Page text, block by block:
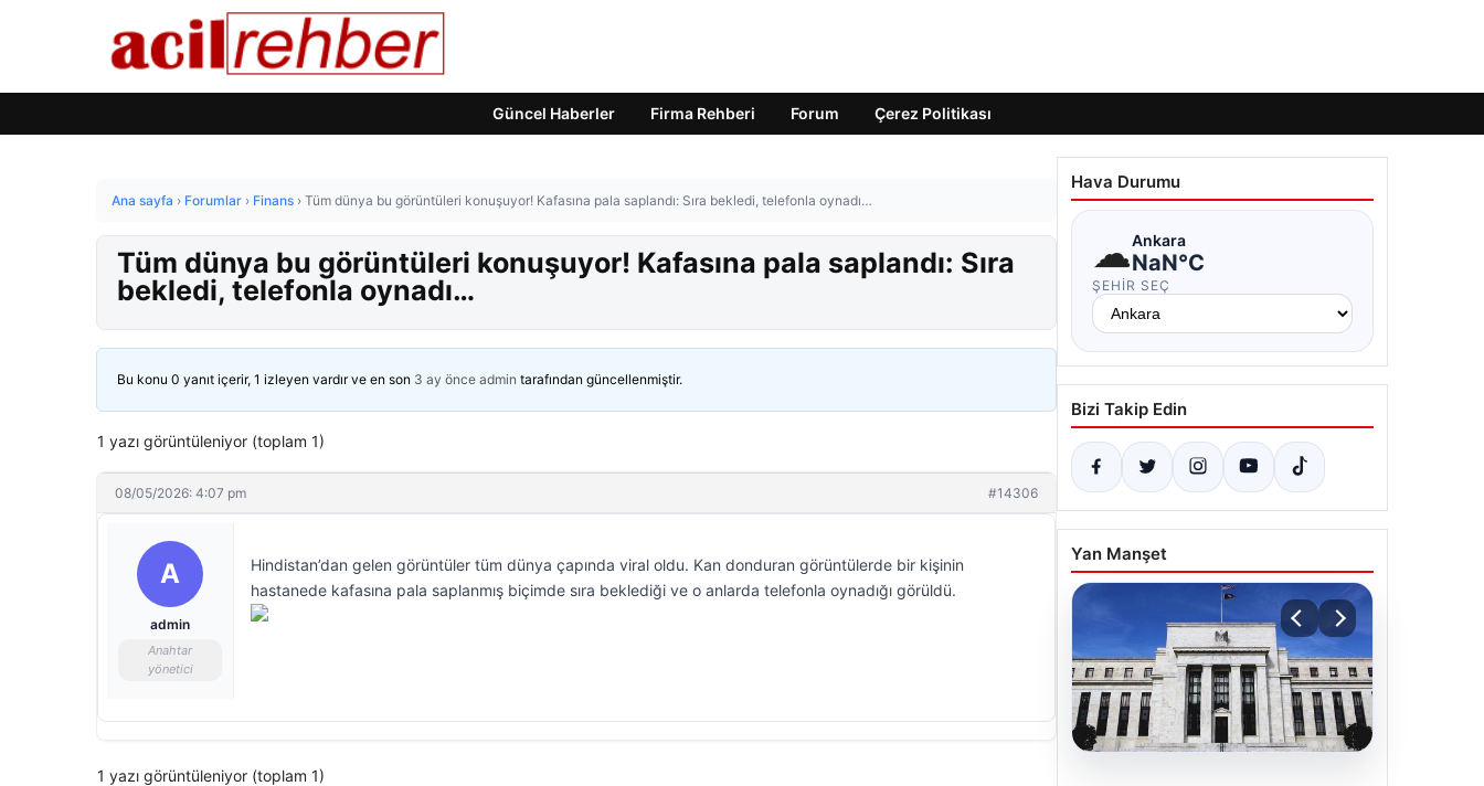
Güncel Haberler Firma Rehberi Forum Çerez Politikası
Ana sayfa › Forumlar › Finans › Tüm dünya bu görüntüleri konuşuyor! Kafasına pala saplandı: Sıra bekledi, telefonla oynadı…
Tüm dünya bu görüntüleri konuşuyor! Kafasına pala saplandı: Sıra
bekledi, telefonla oynadı…
Bu konu 0 yanıt içerir, 1 izleyen vardır ve en son 3 ay önce admin tarafından güncellenmiştir.
1 yazı görüntüleniyor (toplam 1)
08/05/2026: 4:07 pm #14306
A
admin
Anahtar
yönetici
Hindistan’dan gelen görüntüler tüm dünya çapında viral oldu. Kan donduran görüntülerde bir kişinin
hastanede kafasına pala saplanmış biçimde sıra beklediği ve o anlarda telefonla oynadığı görüldü.
1 yazı görüntüleniyor (toplam 1)
Hava Durumu
☁Ankara
NaN°C
ŞEHIR SEÇ
Bizi Takip Edin
Yan Manşet